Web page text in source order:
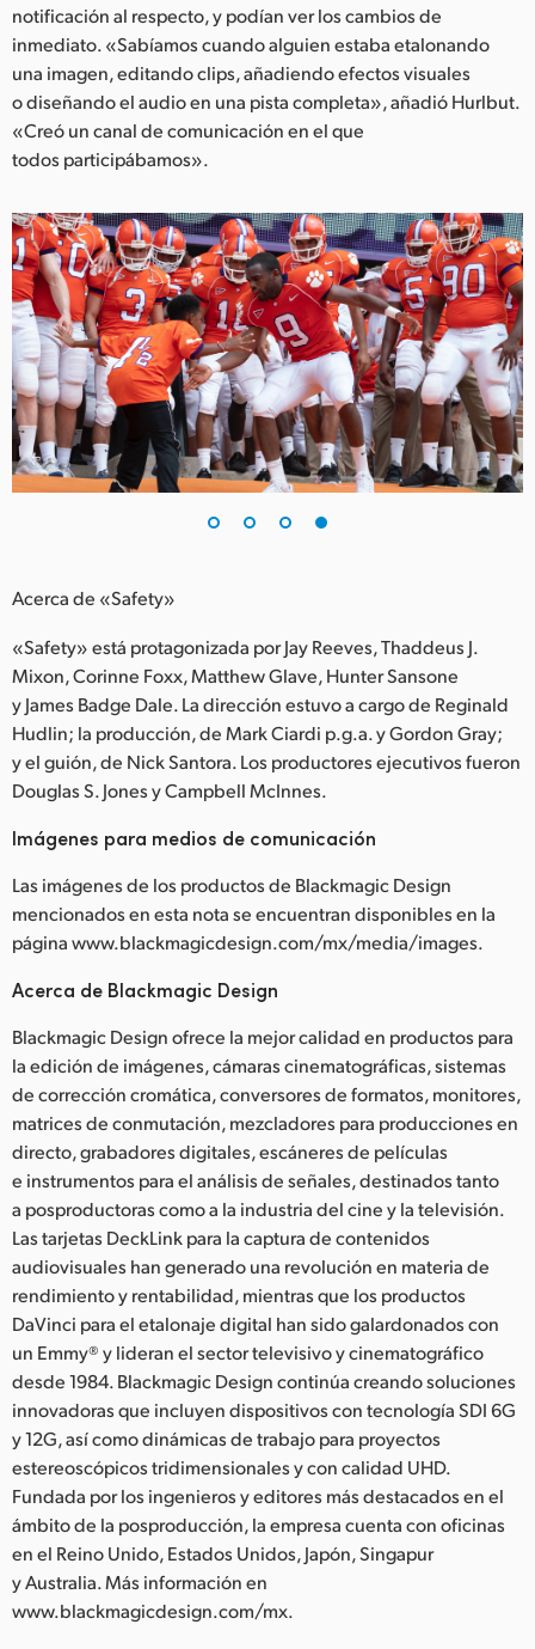
notificación al respecto, y podían ver los cambios de
inmediato. «Sabíamos cuando alguien estaba etalonando
una imagen, editando clips, añadiendo efectos visuales
o diseñando el audio en una pista completa», añadió Hurlbut.
«Creó un canal de comunicación en el que
todos participábamos».
Acerca de «Safety»
«Safety» está protagonizada por Jay Reeves, Thaddeus J.
Mixon, Corinne Foxx, Matthew Glave, Hunter Sansone
y James Badge Dale. La dirección estuvo a cargo de Reginald
Hudlin; la producción, de Mark Ciardi p.g.a. y Gordon Gray;
y el guión, de Nick Santora. Los productores ejecutivos fueron
Douglas S. Jones y Campbell McInnes.
Imágenes para medios de comunicación
Las imágenes de los productos de Blackmagic Design
mencionados en esta nota se encuentran disponibles en la
página www.blackmagicdesign.com/mx/media/images.
Acerca de Blackmagic Design
Blackmagic Design ofrece la mejor calidad en productos para
la edición de imágenes, cámaras cinematográficas, sistemas
de corrección cromática, conversores de formatos, monitores,
matrices de conmutación, mezcladores para producciones en
directo, grabadores digitales, escáneres de películas
e instrumentos para el análisis de señales, destinados tanto
a posproductoras como a la industria del cine y la televisión.
Las tarjetas DeckLink para la captura de contenidos
audiovisuales han generado una revolución en materia de
rendimiento y rentabilidad, mientras que los productos
DaVinci para el etalonaje digital han sido galardonados con
un Emmy® y lideran el sector televisivo y cinematográfico
desde 1984. Blackmagic Design continúa creando soluciones
innovadoras que incluyen dispositivos con tecnología SDI 6G
y 12G, así como dinámicas de trabajo para proyectos
estereoscópicos tridimensionales y con calidad UHD.
Fundada por los ingenieros y editores más destacados en el
ámbito de la posproducción, la empresa cuenta con oficinas
en el Reino Unido, Estados Unidos, Japón, Singapur
y Australia. Más información en
www.blackmagicdesign.com/mx.